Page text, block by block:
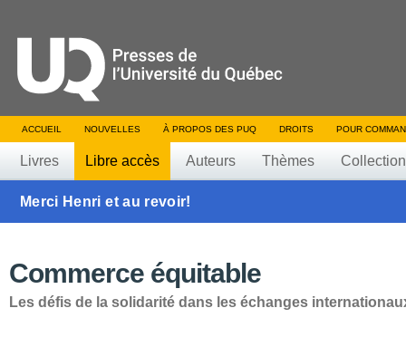
ACCUEIL NOUVELLES À PROPOS DES PUQ DROITS POUR
Livres Libre accès Auteurs Thèmes
Merci Henri et au revoir!
Commerce équitable
Les défis de la solidarité dans les échanges